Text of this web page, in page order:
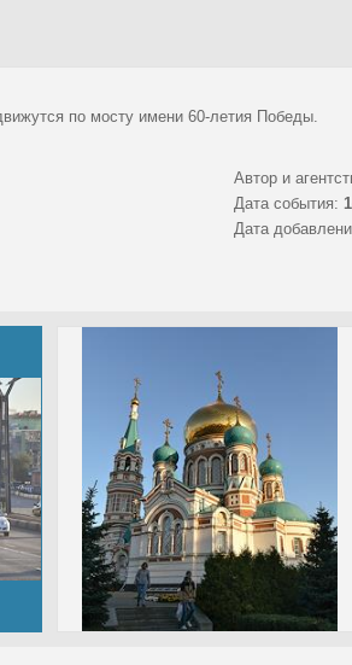
по мосту имени 60-летия Победы.
Автор и
Дата события:
Дата